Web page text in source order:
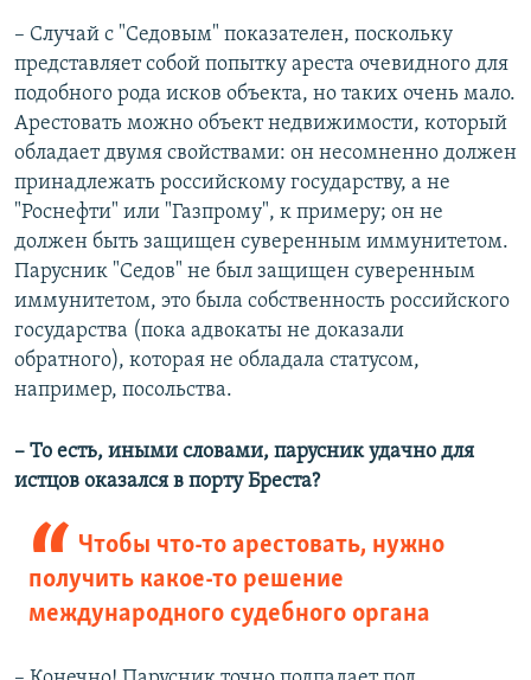
– Случай с "Седовым" показателен, поскольку
представляет собой попытку ареста очевидного для
подобного рода исков объекта, но таких очень мало.
Арестовать можно объект недвижимости, который
обладает двумя свойствами: он несомненно должен
принадлежать российскому государству, а не
"Роснефти" или "Газпрому", к примеру; он не
должен быть защищен суверенным иммунитетом.
Парусник "Седов" не был защищен суверенным
иммунитетом, это была собственность российского
государства (пока адвокаты не доказали
обратного), которая не обладала статусом,
например, посольства.
– То есть, иными словами, парусник удачно для
истцов оказался в порту Бреста?
​Чтобы что-то арестовать, нужно
получить какое-то решение
международного судебного органа